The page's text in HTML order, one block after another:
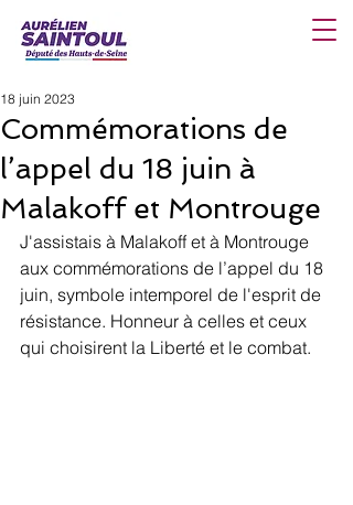
Commémorations de
l’appel du 18 juin à
Malakoff et Montrouge
18 juin 2023
J'assistais à Malakoff et à Montrouge
aux commémorations de l’appel du 18
juin, symbole intemporel de l'esprit de
résistance. Honneur à celles et ceux
qui choisirent la Liberté et le combat.